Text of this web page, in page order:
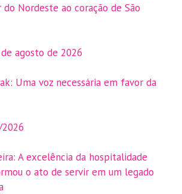
Nordeste ao coração de São
agosto de 2026
Uma voz necessária em favor da
A excelência da hospitalidade
o ato de servir em um legado